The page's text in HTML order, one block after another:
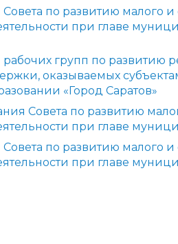
Совета по развитию малого
при главе
рабочих групп по развитию
оказываемых
«Город Саратов»
Совета по развитию
при главе
Совета по развитию малого
при главе